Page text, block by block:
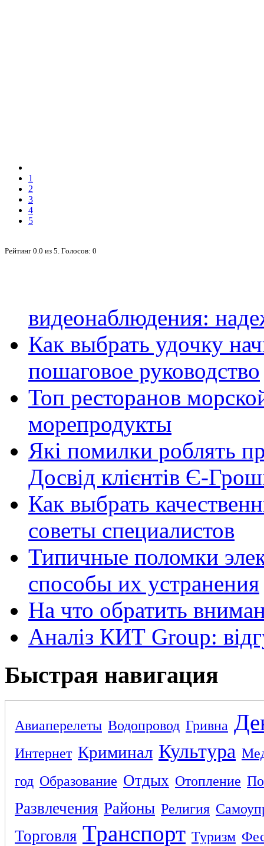
1
2
3
4
5
Рейтинг 0.0 из 5 . Голосов: 0
видеонаблюдения:
Как выбрать удочку
пошаговое руководство
Топ ресторанов
морепродукты
Які помилки роблять
Досвід клієнтів Є-
Как выбрать
советы специалистов
Типичные поломки
способы их устранения
На что обратить
Аналіз КИТ Group:
Быстрая навигация
Авиаперелеты Водопровод Гривна
Интернет Криминал Культура
год Образование Отдых Отопление
Развлечения Районы Религия
Торговля Транспорт Туризм